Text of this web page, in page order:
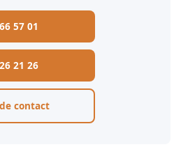
57 01
21 26
contact